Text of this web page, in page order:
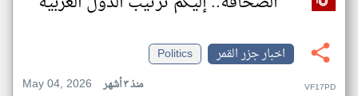
اخبار جزر القمر
Politics
May 04, 2026
منذ ٣ أشهر VF17PD